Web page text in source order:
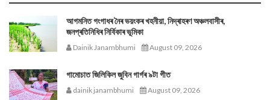
আগমনিত গংগাধৰ নৈৰ ভয়ংকৰ খহনীয়া, নিদ্ৰাহৰণ অঞ্চলবাসীৰ,
জনপ্ৰতিনিধিৰ নিৰ্বিকাৰ ভূমিকা
Dainik Janambhumi August 09, 2026
গামোচাত জিলিকিল জুবিন গাৰ্গৰ ৯টা গীত
dainik janambhumi August 09, 2026